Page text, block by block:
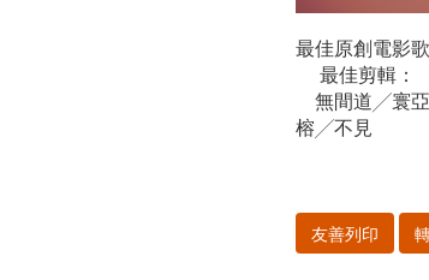
最佳原創電
最佳剪輯
無間道╱寰
榕╱不見
友善列印